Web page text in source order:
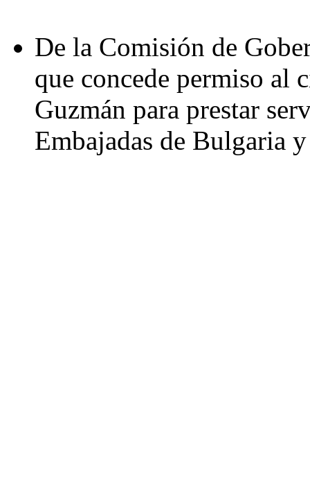
De la Comisión de
que concede permiso al
Guzmán para prestar
Embajadas de Bulgaria